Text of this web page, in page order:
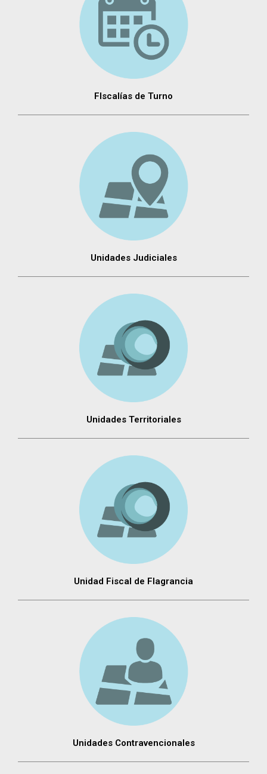
FIscalías de Turno
Unidades Judiciales
Unidades Territoriales
Unidad Fiscal de Flagrancia
Unidades Contravencionales